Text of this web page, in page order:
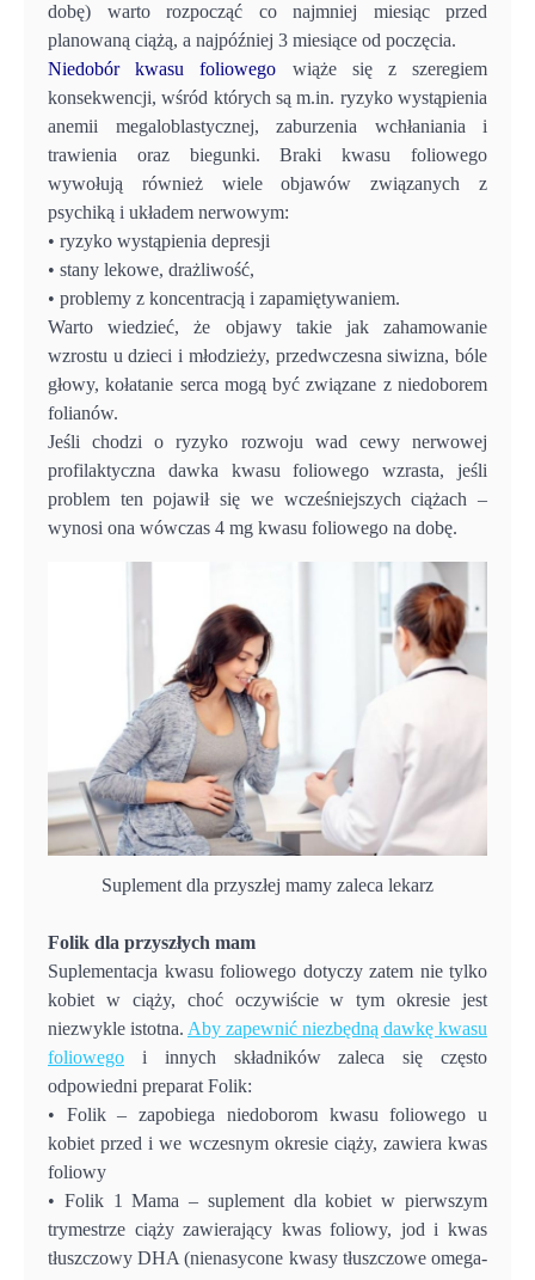
dobę) warto rozpocząć co najmniej miesiąc przed
planowaną ciążą, a najpóźniej 3 miesiące od poczęcia.
Niedobór kwasu foliowego wiąże się z szeregiem
konsekwencji, wśród których są m.in. ryzyko wystąpienia
anemii megaloblastycznej, zaburzenia wchłaniania i
trawienia oraz biegunki. Braki kwasu foliowego
wywołują również wiele objawów związanych z
psychiką i układem nerwowym:
• ryzyko wystąpienia depresji
• stany lekowe, drażliwość,
• problemy z koncentracją i zapamiętywaniem.
Warto wiedzieć, że objawy takie jak zahamowanie
wzrostu u dzieci i młodzieży, przedwczesna siwizna, bóle
głowy, kołatanie serca mogą być związane z niedoborem
folianów.
Jeśli chodzi o ryzyko rozwoju wad cewy nerwowej
profilaktyczna dawka kwasu foliowego wzrasta, jeśli
problem ten pojawił się we wcześniejszych ciążach –
wynosi ona wówczas 4 mg kwasu foliowego na dobę.
Suplement dla przyszłej mamy zaleca lekarz
Folik dla przyszłych mam
Suplementacja kwasu foliowego dotyczy zatem nie tylko
kobiet w ciąży, choć oczywiście w tym okresie jest
niezwykle istotna. Aby zapewnić niezbędną dawkę kwasu
foliowego i innych składników zaleca się często
odpowiedni preparat Folik:
• Folik – zapobiega niedoborom kwasu foliowego u
kobiet przed i we wczesnym okresie ciąży, zawiera kwas
foliowy
• Folik 1 Mama – suplement dla kobiet w pierwszym
trymestrze ciąży zawierający kwas foliowy, jod i kwas
tłuszczowy DHA (nienasycone kwasy tłuszczowe omega-